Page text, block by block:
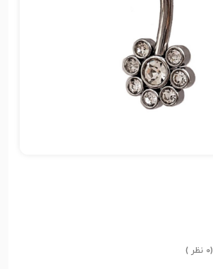
(0 نظر )